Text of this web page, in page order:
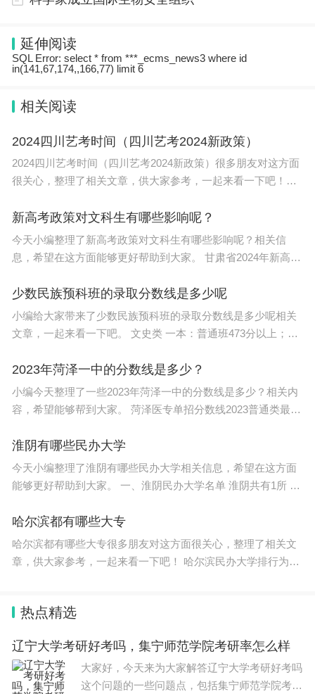
延伸阅读
SQL Error: select * from ***_ecms_news3 where id
in(141,67,174,,166,77) limit 6
相关阅读
2024四川艺考时间（四川艺考2024新政策）
2024四川艺考时间（四川艺考2024新政策）很多朋友对这方面
很关心，整理了相关文章，供大家参考，一起来看一下吧！
日。书法类：2023年12月第二个周日
新高考政策对文科生有哪些影响呢？
今天小编整理了新高考政策对文科生有哪些影响呢？相关信
息，希望在这方面能够更好帮助到大家。 甘肃省2024年新高考
2024年高考政
少数民族预科班的录取分数线是多少呢
小编给大家带来了少数民族预科班的录取分数线是多少呢相关
文章，一起来看一下吧。 文史类 一本：普通班473分以上；民
上；民族班、省外院校
2023年菏泽一中的分数线是多少？
小编今天整理了一些2023年菏泽一中的分数线是多少？相关内
容，希望能够帮到大家。 菏泽医专单招分数线2023普通类最低
校2022
淮阴有哪些民办大学
今天小编整理了淮阴有哪些民办大学相关信息，希望在这方面
能够更好帮助到大家。 一、淮阴民办大学名单 淮阴共有1所 民
创办人蒋志平先生
哈尔滨都有哪些大专
哈尔滨都有哪些大专很多朋友对这方面很关心，整理了相关文
章，供大家参考，一起来看一下吧！ 哈尔滨民办大学排行为：
热点精选
辽宁大学考研好考吗，集宁师范学院考研率怎么样
大家好，今天来为大家解答辽宁大学考研好考吗
这个问题的一些问题点，包括集宁师范学院考研